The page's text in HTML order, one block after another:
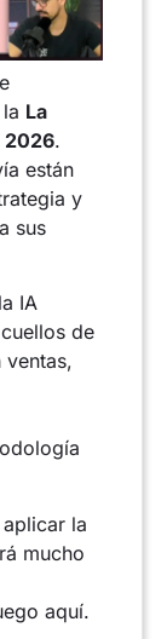
La
2026.
están
y
sus
IA
de
ventas,
la
mucho
aquí.